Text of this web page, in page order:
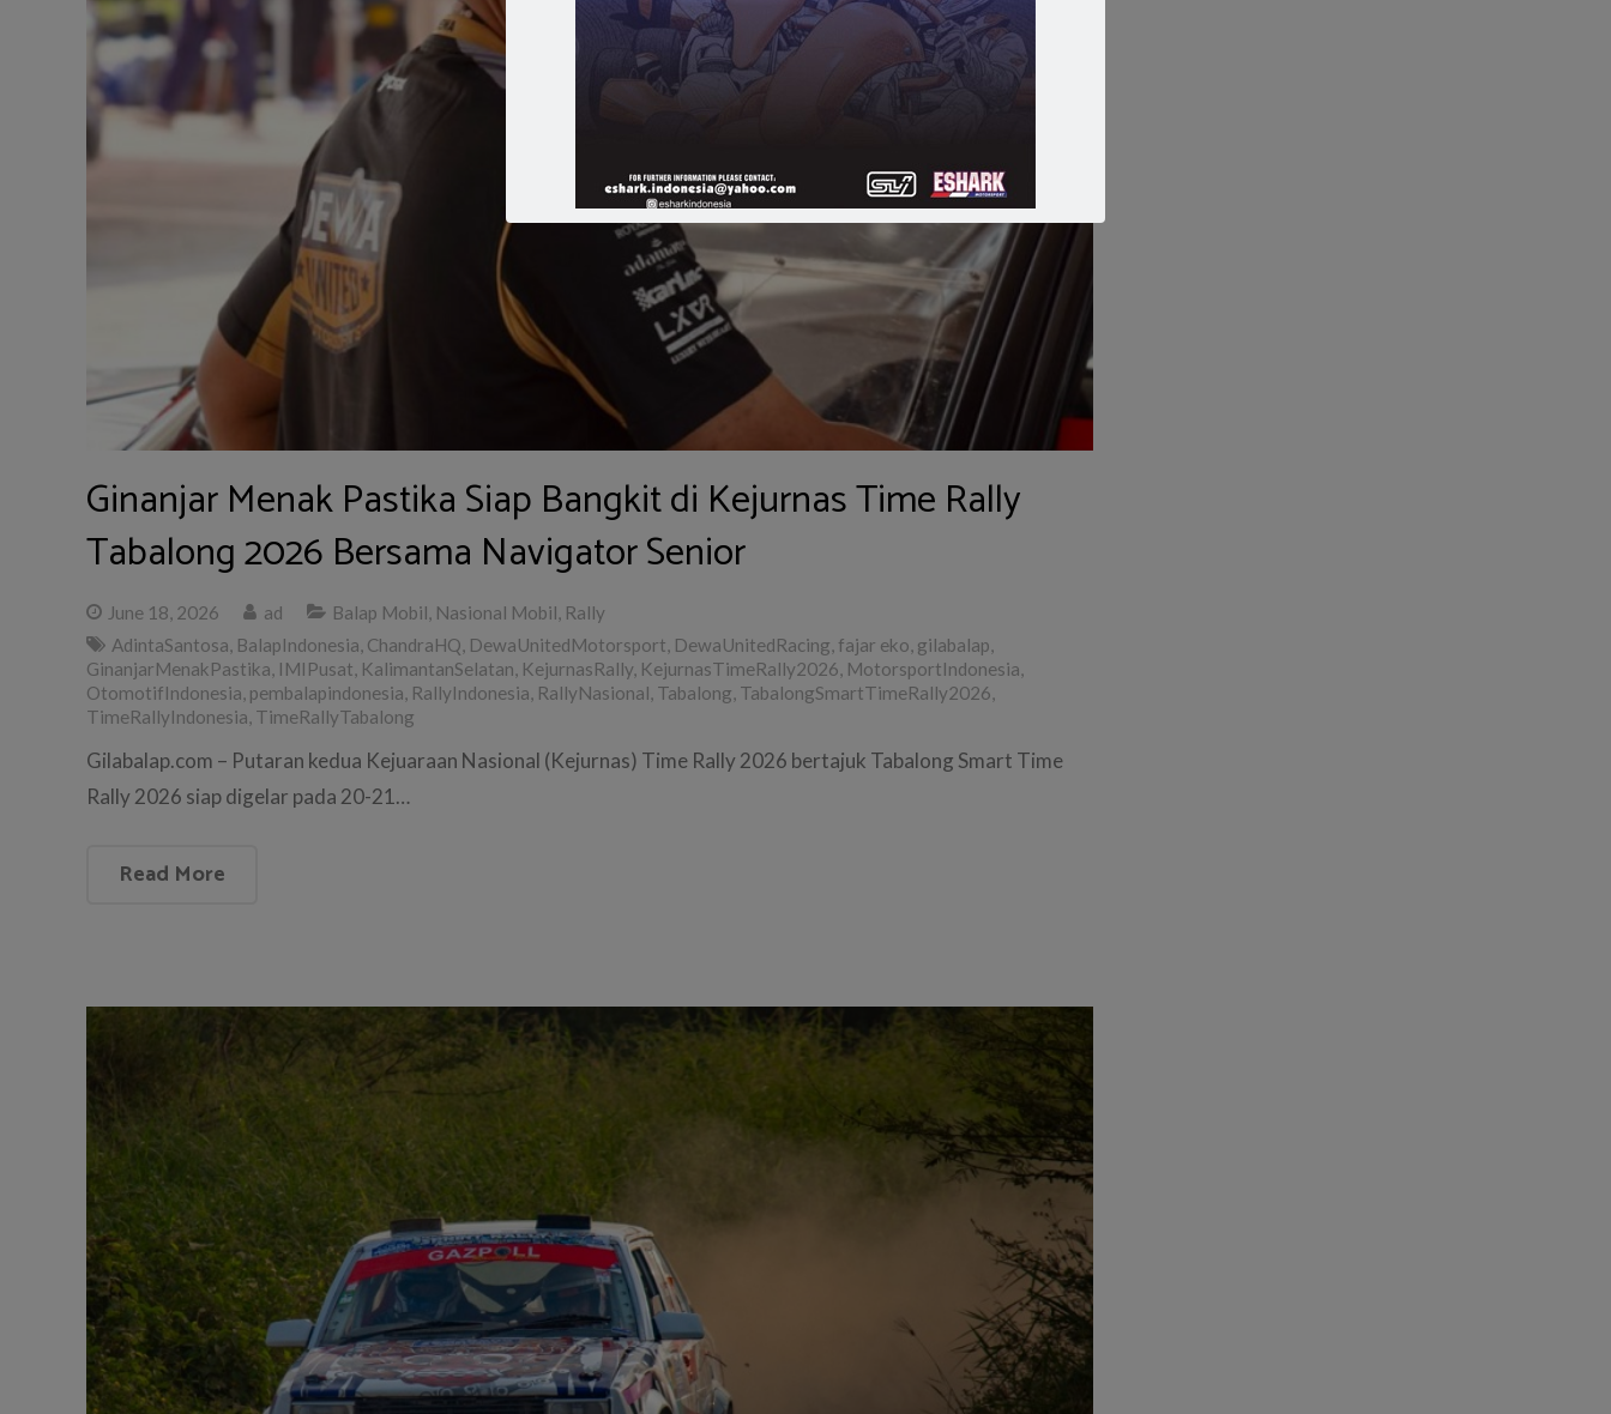
Ginanjar Menak Pastika Siap Bangkit di Kejurnas Time Rally
Tabalong 2026 Bersama Navigator Senior
June 18, 2026 ad Balap Mobil, Nasional Mobil, Rally
AdintaSantosa, BalapIndonesia, ChandraHQ, DewaUnitedMotorsport, DewaUnitedRacing, fajar eko, gilabalap,
GinanjarMenakPastika, IMIPusat, KalimantanSelatan, KejurnasRally, KejurnasTimeRally2026, MotorsportIndonesia,
OtomotifIndonesia, pembalapindonesia, RallyIndonesia, RallyNasional, Tabalong, TabalongSmartTimeRally2026,
TimeRallyIndonesia, TimeRallyTabalong
Gilabalap.com – Putaran kedua Kejuaraan Nasional (Kejurnas) Time Rally 2026 bertajuk Tabalong Smart Time
Rally 2026 siap digelar pada 20-21…
Read More